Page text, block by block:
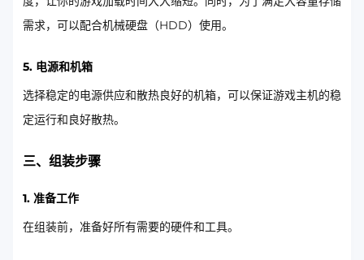
需求，可以配合机械硬盘（HDD）使用。
5. 电源和机箱
选择稳定的电源供应和散热良好的机箱，可以保证游戏主机的稳
定运行和良好散热。
三、组装步骤
1. 准备工作
在组装前，准备好所有需要的硬件和工具。